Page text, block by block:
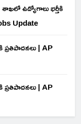
ఉద్యోగాలు భర్తీకి
Update
| AP
| AP